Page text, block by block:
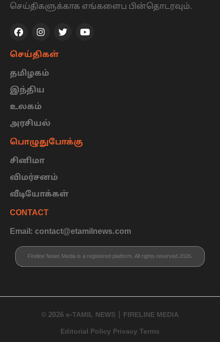
செய்திகளுக்காக எங்களைப பின்தொடரவும்.
செய்திகள்
தமிழகம்
இந்திய
உலகம்
அரசியல்
பொழுதுபோக்கு
சினிமா
விமர்சனம்
வீடியோக்கள்
CONTACT
Email: contact@etamilnews.com
Fireline News Media is a registered platform. All rights reserved 2026.
© 2026 e-TAMIL NEWS | FIRELINE MEDIA
Editorial Policy Privacy Terms